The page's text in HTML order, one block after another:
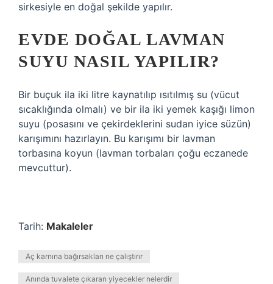
sirkesiyle en doğal şekilde yapılır.
EVDE DOĞAL LAVMAN
SUYU NASIL YAPILIR?
Bir buçuk ila iki litre kaynatılıp ısıtılmış su (vücut
sıcaklığında olmalı) ve bir ila iki yemek kaşığı limon
suyu (posasını ve çekirdeklerini sudan iyice süzün)
karışımını hazırlayın. Bu karışımı bir lavman
torbasına koyun (lavman torbaları çoğu eczanede
mevcuttur).
Tarih: Makaleler
Aç karnına bağırsakları ne çalıştırır
Anında tuvalete çıkaran yiyecekler nelerdir